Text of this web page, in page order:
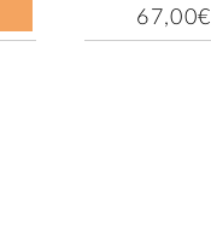
67,00€